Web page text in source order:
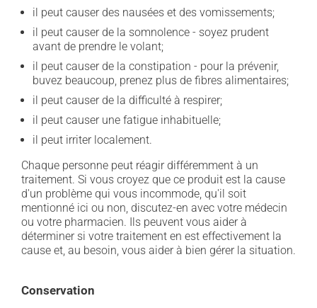
il peut causer des nausées et des vomissements;
il peut causer de la somnolence - soyez prudent
avant de prendre le volant;
il peut causer de la constipation - pour la prévenir,
buvez beaucoup, prenez plus de fibres alimentaires;
il peut causer de la difficulté à respirer;
il peut causer une fatigue inhabituelle;
il peut irriter localement.
Chaque personne peut réagir différemment à un
traitement. Si vous croyez que ce produit est la cause
d'un problème qui vous incommode, qu'il soit
mentionné ici ou non, discutez-en avec votre médecin
ou votre pharmacien. Ils peuvent vous aider à
déterminer si votre traitement en est effectivement la
cause et, au besoin, vous aider à bien gérer la situation.
Conservation